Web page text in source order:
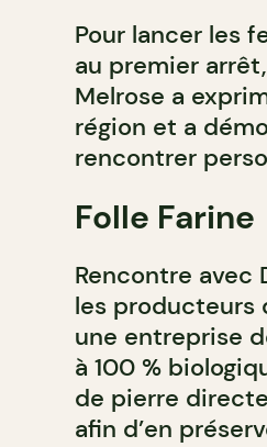
Pour lancer les
au premier
Melrose a
région et a
rencontrer
Folle Farine
Rencontre avec
les producteurs
une entreprise
à 100 %
de pierre
afin d’en